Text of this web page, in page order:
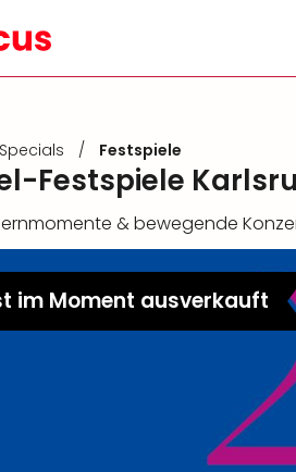
Specials / Festspiele
Festspiele
& bewegende
im Moment ausverkauft